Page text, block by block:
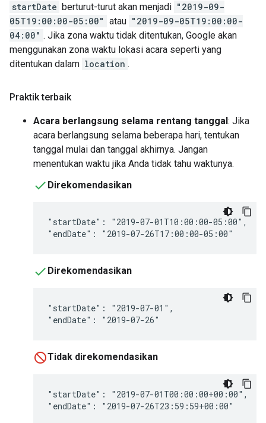
startDate berturut-turut akan menjadi "2019-09-
05T19:00:00-05:00" atau "2019-09-05T19:00:00-
04:00" . Jika zona waktu tidak ditentukan, Google akan
menggunakan zona waktu lokasi acara seperti yang
ditentukan dalam location .
Praktik terbaik
Acara berlangsung selama rentang tanggal: Jika
acara berlangsung selama beberapa hari, tentukan
tanggal mulai dan tanggal akhirnya. Jangan
menentukan waktu jika Anda tidak tahu waktunya.
Direkomendasikan
"startDate": "2019-07-01T10:00:00-05:00",
"endDate": "2019-07-26T17:00:00-05:00"
Direkomendasikan
"startDate": "2019-07-01",
"endDate": "2019-07-26"
Tidak direkomendasikan
"startDate": "2019-07-01T00:00:00+00:00",
"endDate": "2019-07-26T23:59:59+00:00"